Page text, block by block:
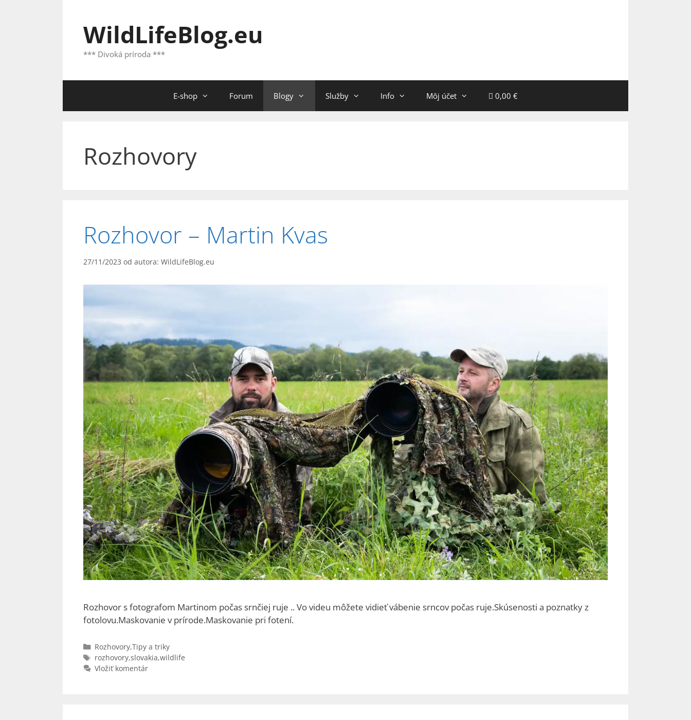
WildLifeBlog.eu
*** Divoká príroda ***
E-shop Forum Blogy Služby Info Môj účet 0,00 €
Rozhovory
Rozhovor – Martin Kvas
27/11/2023 od autora: WildLifeBlog.eu
Rozhovor s fotografom Martinom počas srnčiej ruje .. Vo videu môžete vidieť vábenie srncov počas ruje.Skúsenosti a poznatky z
fotolovu.Maskovanie v prírode.Maskovanie pri fotení.
Kategórie
Rozhovory,Tipy a triky
Značky
rozhovory,slovakia,wildlife
Vložiť komentár